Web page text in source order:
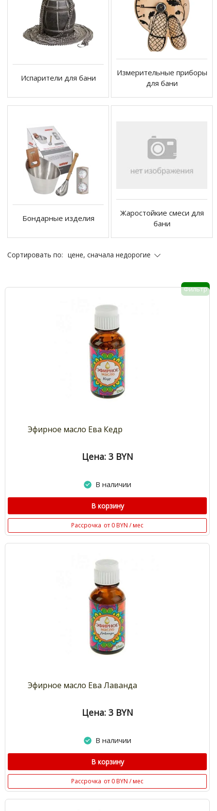
Испарители для бани
Измерительные приборы
для бани
Бондарные изделия
Жаростойкие смеси для
бани
Сортировать по: цене, сначала недорогие
Фильтр
Эфирное масло Ева Кедр
Цена: 3 BYN
В наличии
В корзину
Рассрочка от 0 BYN / мес
Эфирное масло Ева Лаванда
Цена: 3 BYN
В наличии
В корзину
Рассрочка от 0 BYN / мес